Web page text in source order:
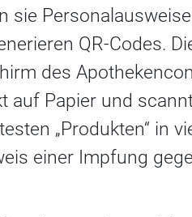
sie
QR-Codes.
des
auf Papier und
„Produkten“ in
einer Impfung